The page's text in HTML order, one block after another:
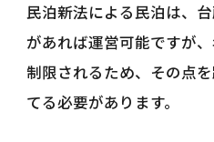
民泊新法による民泊は、
があれば運営可能ですが
制限されるため、その点
てる必要があります。